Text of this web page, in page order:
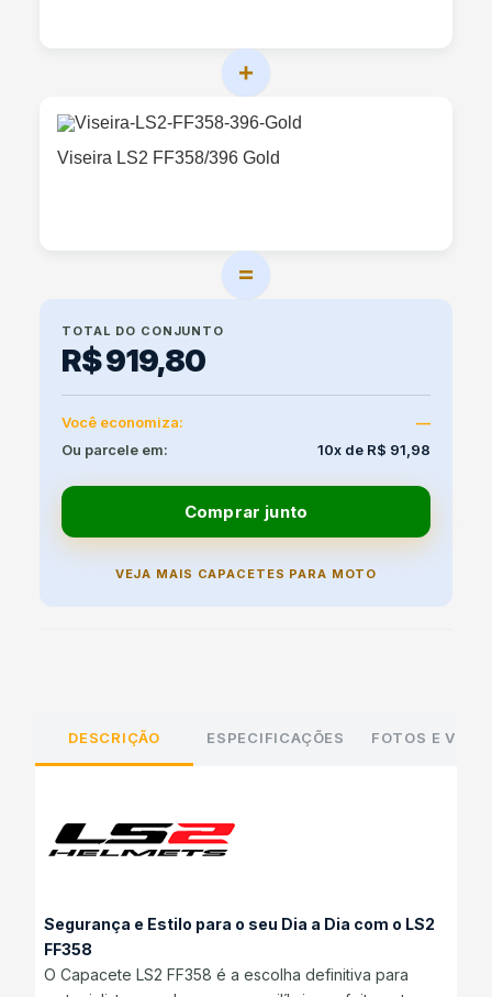
+
Viseira LS2 FF358/396 Gold
=
TOTAL DO CONJUNTO
R$ 919,80
Você economiza:
—
Ou parcele em:
10x de R$ 91,98
Comprar junto
VEJA MAIS CAPACETES PARA MOTO
DESCRIÇÃO ESPECIFICAÇÕES FOTOS E
Segurança e Estilo para o seu Dia a Dia com o LS2
FF358
O Capacete LS2 FF358 é a escolha definitiva para